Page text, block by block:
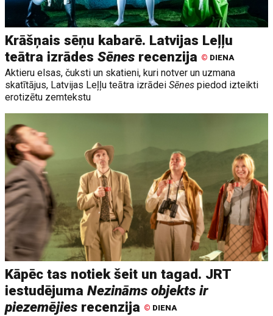
Krāšņais sēņu kabarē. Latvijas Leļļu
teātra izrādesSēnes recenzija © DIENA
Aktieru elsas, čuksti un skatieni, kuri notver un uzmana
skatītājus, Latvijas Leļļu teātra izrādeiSēnes piedod izteikti
erotizētu zemtekstu
Kāpēc tas notiek šeit un tagad. JRT
iestudējumaNezināms objekts ir
piezemējies recenzija © DIENA